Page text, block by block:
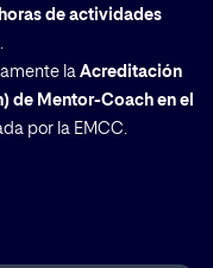
de actividades
la Acreditación
de Mentor-Coach en el
por la EMCC.